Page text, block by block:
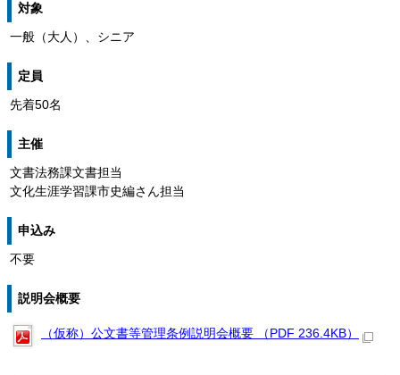
対象
一般（大人）、シニア
定員
先着50名
主催
文書法務課文書担当
文化生涯学習課市史編さん担当
申込み
不要
説明会概要
（仮称）公文書等管理条例説明会概要 （PDF 236.4KB）